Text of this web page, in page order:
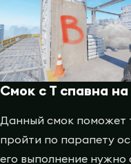
Смок с Т спавна
Данный смок поможет
пройти по парапету
его выполнение нужно